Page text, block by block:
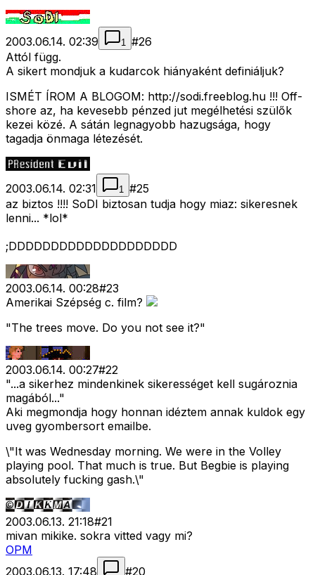
2003.06.14. 02:39 1 #26
Attól függ.
A sikert mondjuk a kudarcok hiányaként definiáljuk?
ISMÉT ÍROM A BLOGOM: http://sodi.freeblog.hu !!! Off-
shore az, ha kevesebb pénzed jut megélhetési szülők
kezei közé. A sátán legnagyobb hazugsága, hogy
tagadja önmaga létezését.
2003.06.14. 02:31 1 #25
az biztos !!!! SoDI biztosan tudja hogy miaz: sikeresnek
lenni... *lol*
;DDDDDDDDDDDDDDDDDDDD
2003.06.14. 00:28#23
Amerikai Szépség c. film?
"The trees move. Do you not see it?"
2003.06.14. 00:27#22
"...a sikerhez mindenkinek sikerességet kell sugároznia
magából..."
Aki megmondja hogy honnan idéztem annak kuldok egy
uveg gyombersort emailbe.
\"It was Wednesday morning. We were in the Volley
playing pool. That much is true. But Begbie is playing
absolutely fucking gash.\"
2003.06.13. 21:18#21
mivan mikike. sokra vitted vagy mi?
OPM
2003.06.13. 17:48
#20